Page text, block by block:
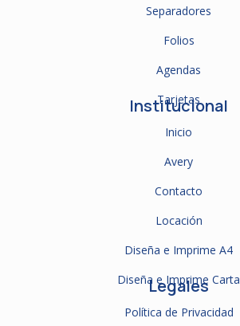
Separadores
Folios
Agendas
Tarjetas
Institucional
Inicio
Avery
Contacto
Locación
Diseña e Imprime A4
Diseña e Imprime Carta
Legales
Política de Privacidad